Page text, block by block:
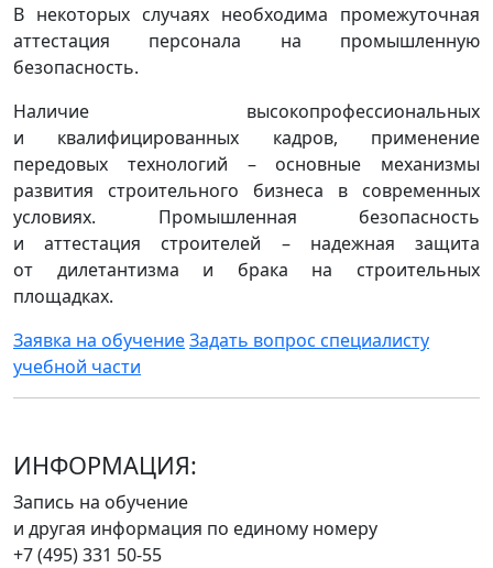
В некоторых случаях необходима промежуточная
аттестация персонала на промышленную
безопасность.
Наличие высокопрофессиональных
и квалифицированных кадров, применение
передовых технологий – основные механизмы
развития строительного бизнеса в современных
условиях. Промышленная безопасность
и аттестация строителей – надежная защита
от дилетантизма и брака на строительных
площадках.
Заявка на обучениеЗадать вопрос специалисту
учебной части
ИНФОРМАЦИЯ:
Запись на обучение
и другая информация по единому номеру
+7 (495) 331 50-55